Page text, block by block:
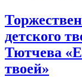
детского
Тютчева
твоей»